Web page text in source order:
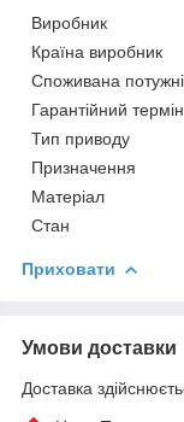
Виробник
Країна виробник
Споживана
Гарантійний термін
Тип приводу
Призначення
Матеріал
Стан
Приховати
Умови доставки
Доставка